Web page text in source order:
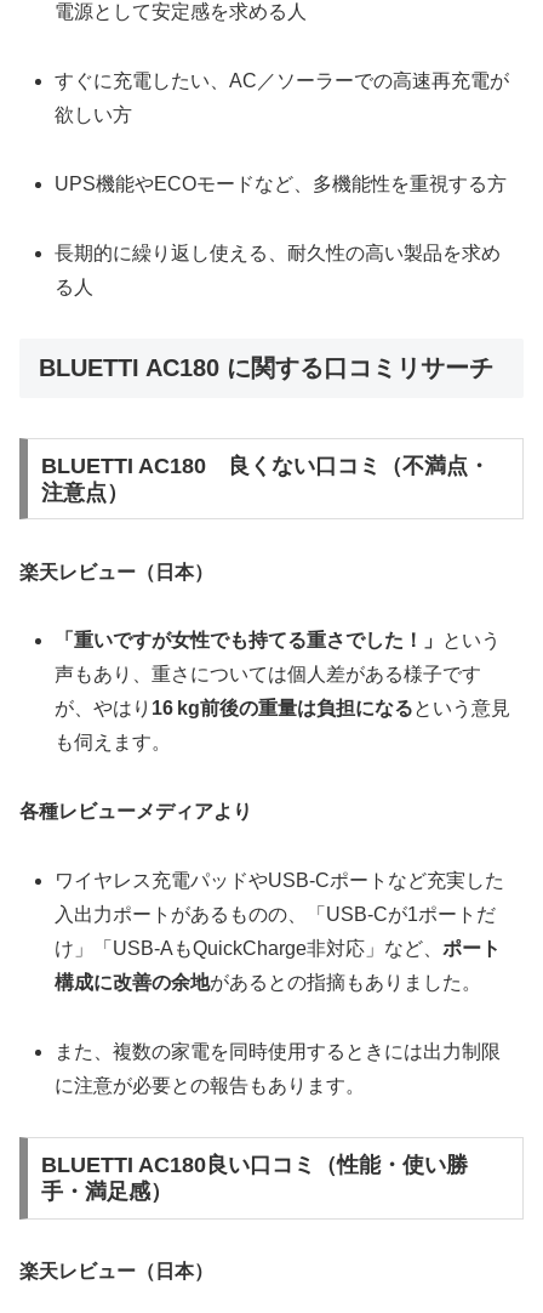
電源として安定感を求める人
すぐに充電したい、AC／ソーラーでの高速再充電が
欲しい方
UPS機能やECOモードなど、多機能性を重視する方
長期的に繰り返し使える、耐久性の高い製品を求め
る人
BLUETTI AC180 に関する口コミリサーチ
BLUETTI AC180 良くない口コミ（不満点・
注意点）
楽天レビュー（日本）
「重いですが女性でも持てる重さでした！」
という
声もあり、重さについては個人差がある様子です
が、やはり 16 kg前後の重量は負担になるという意見
も伺えます。
各種レビューメディアより
ワイヤレス充電パッドやUSB-Cポートなど充実した
入出力ポートがあるものの、「USB‑Cが1ポートだ
け」「USB‑AもQuickCharge非対応」など、ポート
構成に改善の余地があるとの指摘もありました。
また、複数の家電を同時使用するときには出力制限
に注意が必要との報告もあります。
BLUETTI AC180良い口コミ（性能・使い勝
手・満足感）
楽天レビュー（日本）